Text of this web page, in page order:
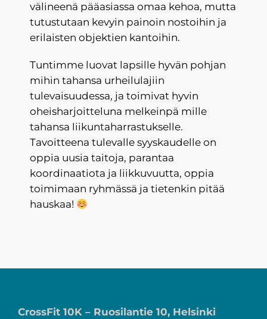
välineenä pääasiassa omaa kehoa, mutta
tutustutaan kevyin painoin nostoihin ja
erilaisten objektien kantoihin.
Tuntimme luovat lapsille hyvän pohjan
mihin tahansa urheilulajiin
tulevaisuudessa, ja toimivat hyvin
oheisharjoitteluna melkeinpä mille
tahansa liikuntaharrastukselle.
Tavoitteena tulevalle syyskaudelle on
oppia uusia taitoja, parantaa
koordinaatiota ja liikkuvuutta, oppia
toimimaan ryhmässä ja tietenkin pitää
hauskaa!
CrossFit 10K – Ruosilantie 10, Helsinki